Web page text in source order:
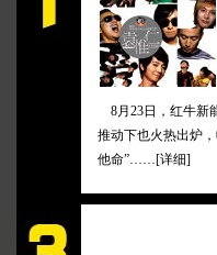
8月23日，红牛新
推动下也火热出炉
他命”……[详细]